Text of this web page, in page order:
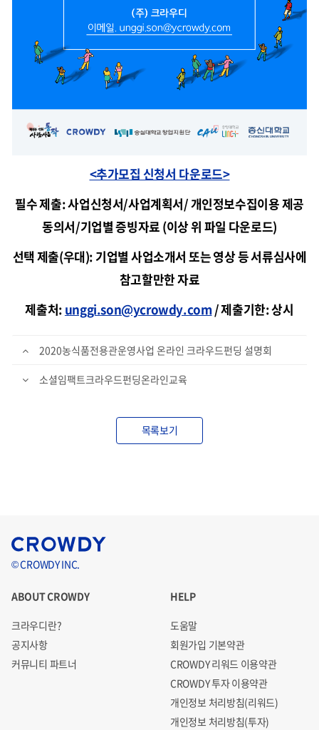
<추가모집 신청서 다운로드>
필수 제출: 사업신청서/사업계획서/ 개인정보수집이용 제공
동의서/기업별 증빙자료 (이상 위 파일 다운로드)
선택 제출(우대): 기업별 사업소개서 또는 영상 등 서류심사에
참고할만한 자료
제출처: unggi.son@ycrowdy.com/ 제출기한: 상시
2020농식품전용관운영사업 온라인 크라우드펀딩 설명회
소셜임팩트크라우드펀딩온라인교육
목록보기
© CROWDY INC.
ABOUT CROWDY
크라우디란?
공지사항
커뮤니티 파트너
HELP
도움말
회원가입 기본약관
CROWDY 리워드 이용약관
CROWDY 투자 이용약관
개인정보 처리방침(리워드)
개인정보 처리방침(투자)